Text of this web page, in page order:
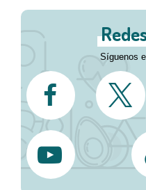
Síguenos